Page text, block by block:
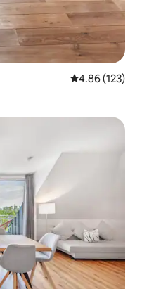
Calificación
4.86 (123)